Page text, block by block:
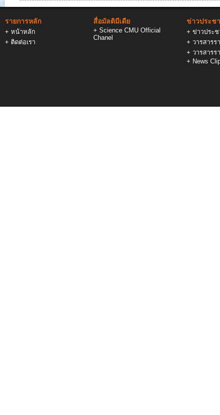
รายการหลัก
+ หน้าหลัก
+ ติดต่อเรา
สื่อมัลติมีเดีย
+ Science CMU Official
Chanel
ข่าวประช
+ ข่าวประ
+ วารสารร
+ วารสารร
+ News